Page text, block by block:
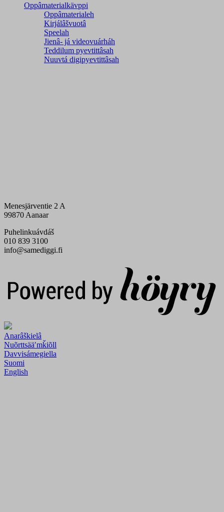
Oppâmaterialkävppi
Oppâmaterialeh
Kirjálâšvuotâ
Speelah
Jienâ- já videovuárháh
Teddilum pyevtittâsah
Nuuvtá digipyevtittâsah
Menesjärventie 2 A
99870 Aanaar
Puhelinkuávdáš
010 839 3100
info@samediggi.fi
Anarâškielâ
Nuõrttsääʹmǩiõll
Davvisámegiella
Suomi
English